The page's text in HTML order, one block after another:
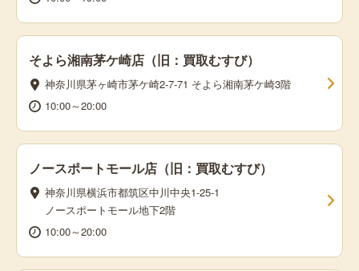
そよら湘南茅ケ崎店（旧：買取むすび）
神奈川県茅ヶ崎市茅ケ崎2-7-71 そよら湘南茅ケ崎3階
10:00～20:00
ノースポートモール店（旧：買取むすび）
神奈川県横浜市都筑区中川中央1-25-1
ノースポートモール地下2階
10:00～20:00